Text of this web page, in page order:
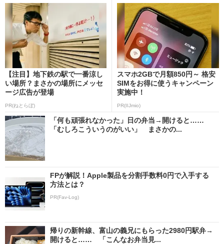
【注目】地下鉄の駅で一番涼し
い場所？まさかの場所にメッセ
ージ広告が登場
PR(ねとらぼ)
スマホ2GBで月額850円～ 格安
SIMをお得に使うキャンペーン
実施中！
PR(IIJmio)
「何も頑張れなかった」日の弁当→開けると……
「むしろこういうのがいい」 まさかの...
FPが解説！Apple製品を分割手数料0円で入手する
方法とは？
PR(Fav-Log)
帰りの新幹線、富山の義兄にもらった2980円駅弁→
開けると…… 「こんなお弁当見...